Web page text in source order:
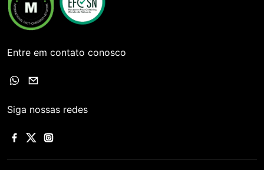
Entre em contato conosco
Siga nossas redes